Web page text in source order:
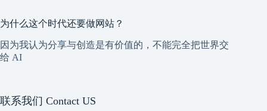
为什么这个时代还要做网站？
因为我认为分享与创造是有价值的，不能完全把世界交
给 AI
联系我们 Contact US